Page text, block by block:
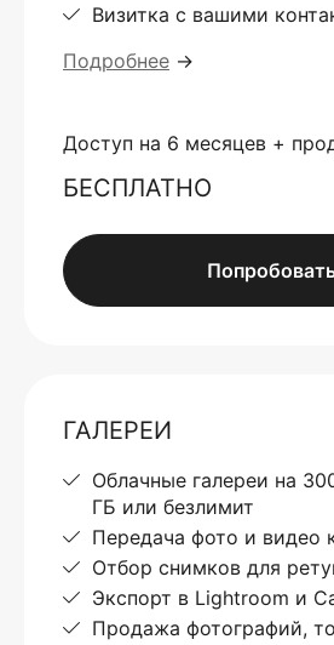
Визитка с вашими
Подробнее →
Доступ на 6 месяцев +
БЕСПЛАТНО
ГАЛЕРЕИ
Облачные галереи на
ГБ или безлимит
Передача фото и видео
Отбор снимков для
Экспорт в Lightroom и
Продажа фотографий,